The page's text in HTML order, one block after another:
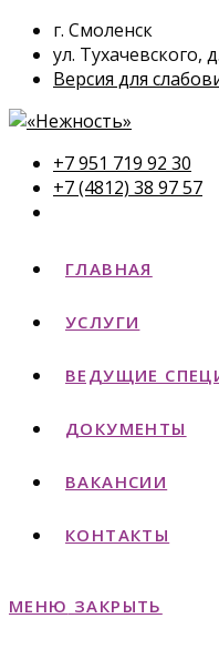
г. Смоленск
ул. Тухачевского,
Версия для
+7 951 719 92 30
+7 (4812) 38 97 57
ГЛАВНАЯ
УСЛУГИ
ВЕДУЩИЕ
ДОКУМЕНТЫ
ВАКАНСИИ
КОНТАКТЫ
МЕНЮ ЗАКРЫТЬ